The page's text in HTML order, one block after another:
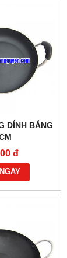
DÍNH BẰNG
đ